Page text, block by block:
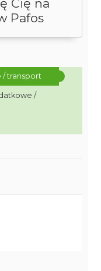
Cię na
Pafos
/ transport
/